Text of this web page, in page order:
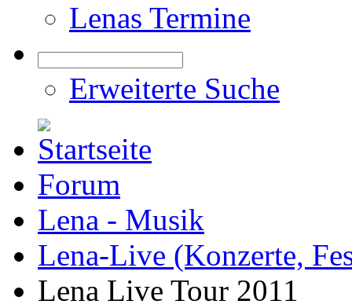
Lenas Termine
Erweiterte Suche
Forum
Lena - Musik
Lena-Live (Konzerte,
Lena Live Tour 2011